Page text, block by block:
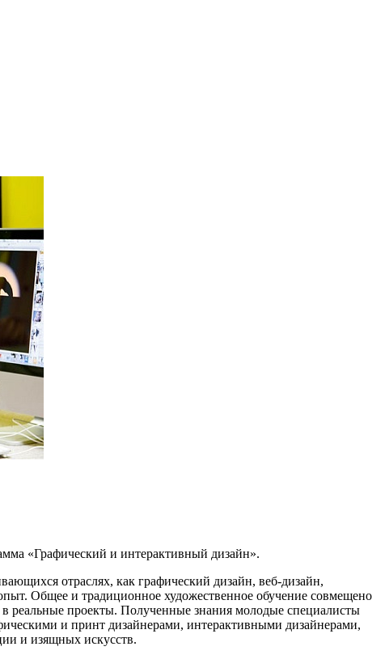
«Графический и интерактивный дизайн».
отраслях, как графический дизайн, веб-дизайн,
Общее и традиционное художественное обучение совмещено
реальные проекты. Полученные знания молодые специалисты
и принт дизайнерами, интерактивными дизайнерами,
и изящных искусств.